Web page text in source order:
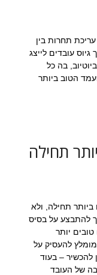
תחרות בין
עובדים לייצג
בה כל
הטוב ביותר
תחילה, ולא
להתבצע על בסיס
יותר
להעסיק על
להכשיר – בעוד
של העובד